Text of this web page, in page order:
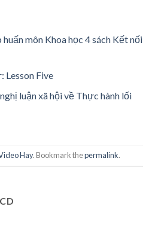
môn Khoa học 4 sách Kết nối
Lesson Five
luận xã hội về Thực hành lối
Hay. Bookmark thepermalink.